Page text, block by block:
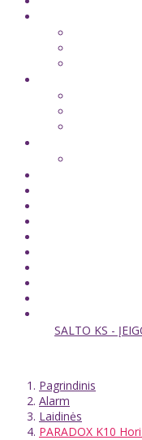
SALTO KS -
Pagrindinis
Alarm
Laidinės
PARADOX K10